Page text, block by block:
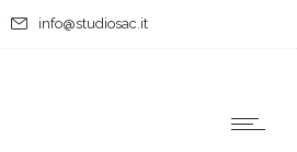
info@studiosac.it